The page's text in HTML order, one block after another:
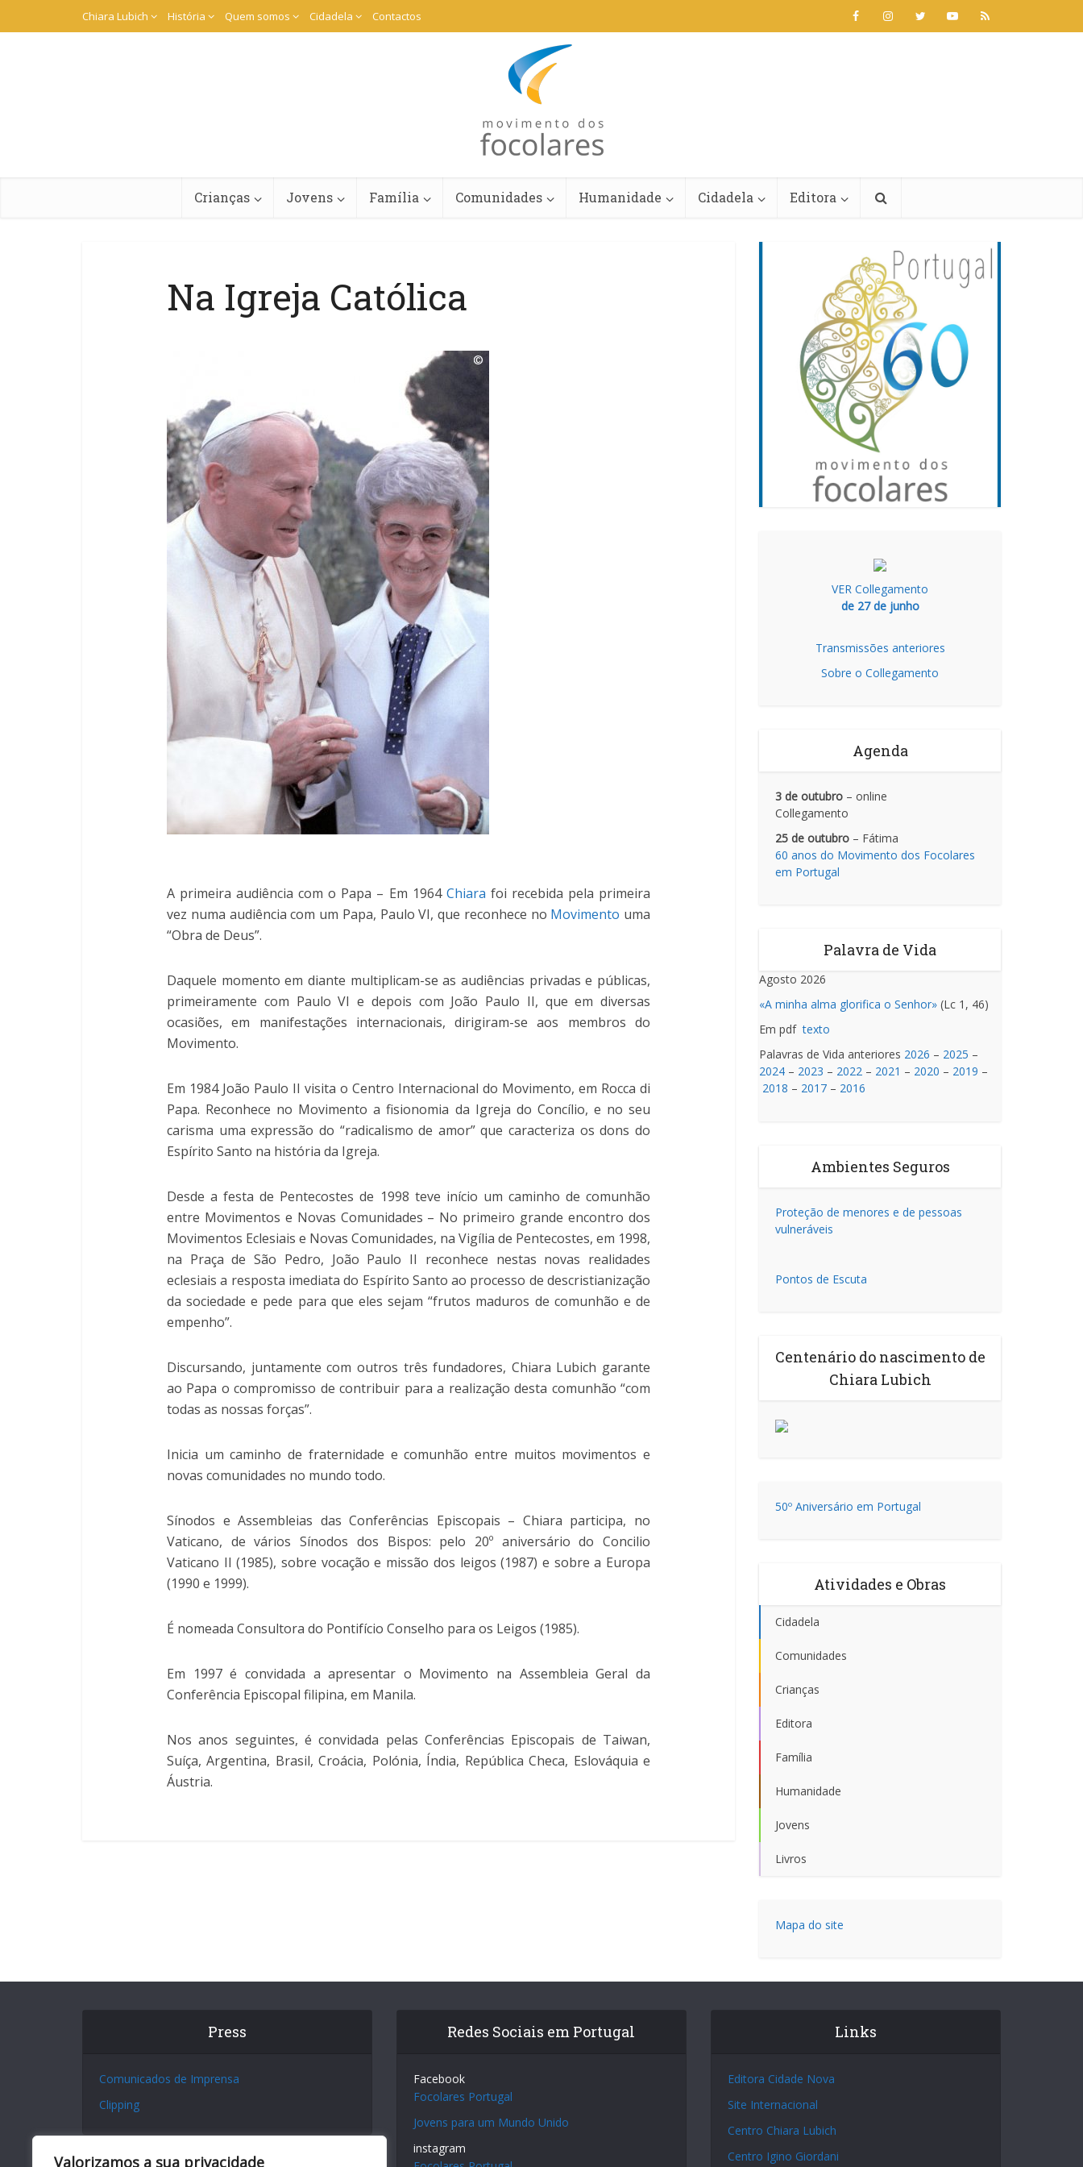
Valorizamos a sua privacidade
Chiara Lubich História Quem somos Cidadela Contactos
Crianças Jovens Família Comunidades Humanidade Cidadela Editora
Na Igreja Católica
A primeira audiência com o Papa – Em 1964 Chiara foi recebida pela primeira
vez numa audiência com um Papa, Paulo VI, que reconhece no Movimento uma
“Obra de Deus”.
Daquele momento em diante multiplicam-se as audiências privadas e públicas,
primeiramente com Paulo VI e depois com João Paulo II, que em diversas
ocasiões, em manifestações internacionais, dirigiram-se aos membros do
Movimento.
Em 1984 João Paulo II visita o Centro Internacional do Movimento, em Rocca di
Papa. Reconhece no Movimento a fisionomia da Igreja do Concílio, e no seu
carisma uma expressão do “radicalismo de amor” que caracteriza os dons do
Espírito Santo na história da Igreja.
Desde a festa de Pentecostes de 1998 teve início um caminho de comunhão
entre Movimentos e Novas Comunidades – No primeiro grande encontro dos
Movimentos Eclesiais e Novas Comunidades, na Vigília de Pentecostes, em 1998,
na Praça de São Pedro, João Paulo II reconhece nestas novas realidades
eclesiais a resposta imediata do Espírito Santo ao processo de descristianização
da sociedade e pede para que eles sejam “frutos maduros de comunhão e de
empenho”.
Discursando, juntamente com outros três fundadores, Chiara Lubich garante
ao Papa o compromisso de contribuir para a realização desta comunhão “com
todas as nossas forças”.
Inicia um caminho de fraternidade e comunhão entre muitos movimentos e
novas comunidades no mundo todo.
Sínodos e Assembleias das Conferências Episcopais – Chiara participa, no
Vaticano, de vários Sínodos dos Bispos: pelo 20º aniversário do Concilio
Vaticano II (1985), sobre vocação e missão dos leigos (1987) e sobre a Europa
(1990 e 1999).
É nomeada Consultora do Pontifício Conselho para os Leigos (1985).
Em 1997 é convidada a apresentar o Movimento na Assembleia Geral da
Conferência Episcopal filipina, em Manila.
Nos anos seguintes, é convidada pelas Conferências Episcopais de Taiwan,
Suíça, Argentina, Brasil, Croácia, Polónia, Índia, República Checa, Eslováquia e
Áustria.
VER Collegamento
de 27 de junho
Transmissões anteriores
Sobre o Collegamento
Agenda
3 de outubro – online
Collegamento
25 de outubro – Fátima
60 anos do Movimento dos Focolares
em Portugal
Palavra de Vida
Agosto 2026
«A minha alma glorifica o Senhor» (Lc 1, 46)
Em pdftexto
Palavras de Vida anteriores 2026 – 2025 –
2024 – 2023 – 2022 – 2021 – 2020 – 2019 –
2018 – 2017 – 2016
Ambientes Seguros
Proteção de menores e de pessoas
vulneráveis
Pontos de Escuta
Centenário do nascimento de
Chiara Lubich
50º Aniversário em Portugal
Atividades e Obras
Cidadela
Comunidades
Crianças
Editora
Família
Humanidade
Jovens
Livros
Mapa do site
Press
Comunicados de Imprensa
Clipping
Redes Sociais em Portugal
Facebook
Focolares Portugal
Jovens para um Mundo Unido
instagram
Links
Editora Cidade Nova
Site Internacional
Centro Chiara Lubich
Centro Igino Giordani